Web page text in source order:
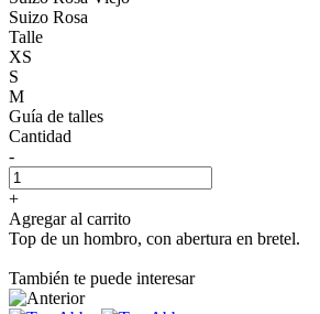
Suizo Rosa
Talle
XS
S
M
Guía de talles
Cantidad
-
+
Agregar al carrito
Top de un hombro, con abertura en bretel.
También te puede interesar